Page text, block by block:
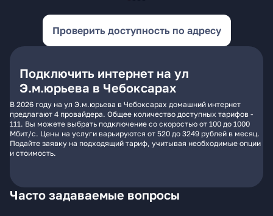
Проверить доступность по адресу
Подключить интернет на ул
Э.м.юрьева в Чебоксарах
В 2026 году на ул Э.м.юрьева в Чебоксарах домашний интернет
предлагают 4 провайдера. Общее количество доступных тарифов -
111. Вы можете выбрать подключение со скоростью от 100 до 1000
Мбит/с. Цены на услуги варьируются от 520 до 3249 рублей в месяц.
Подайте заявку на подходящий тариф, учитывая необходимые опции
и стоимость.
Часто задаваемые вопросы